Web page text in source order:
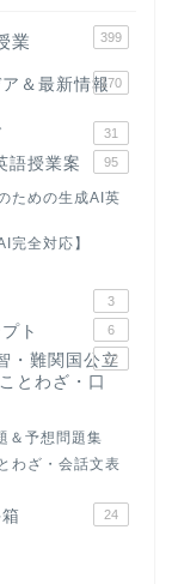
業 399
＆最新情報170
31
語授業案 95
ための生成AI英
完全対応】
3
ト 6
・難関国公立
とわざ・口
22
＆予想問題集
わざ・会話文表
24